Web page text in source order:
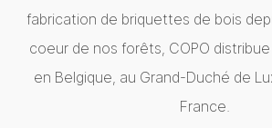
fabrication de briquettes de bois
coeur de nos forêts, COPO
en Belgique, au Grand-Duché de
France.